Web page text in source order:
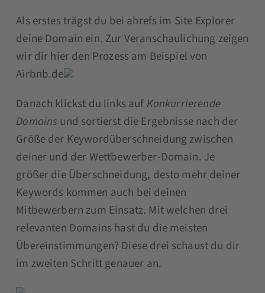
Als erstes trägst du bei ahrefs im Site Explorer
deine Domain ein. Zur Veranschaulichung zeigen
wir dir hier den Prozess am Beispiel von
Airbnb.de
Danach klickst du links auf Konkurrierende
Domains und sortierst die Ergebnisse nach der
Größe der Keywordüberschneidung zwischen
deiner und der Wettbewerber-Domain. Je
größer die Überschneidung, desto mehr deiner
Keywords kommen auch bei deinen
Mitbewerbern zum Einsatz. Mit welchen drei
relevanten Domains hast du die meisten
Übereinstimmungen? Diese drei schaust du dir
im zweiten Schritt genauer an.